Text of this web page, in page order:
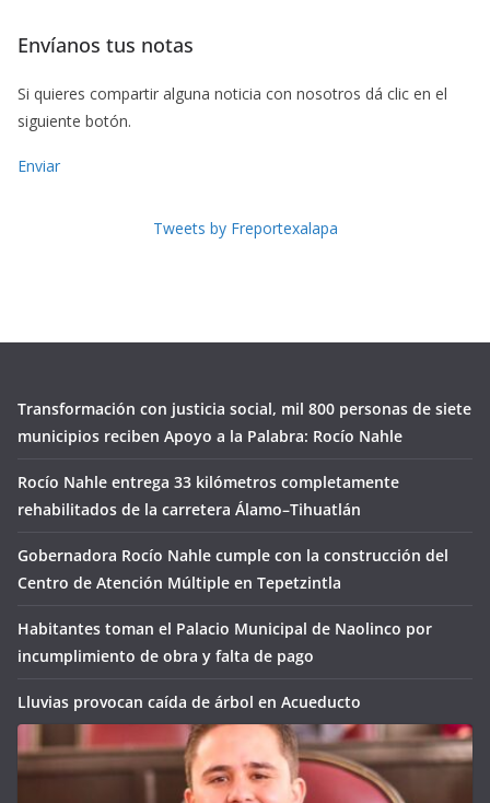
Envíanos tus notas
Si quieres compartir alguna noticia con nosotros dá clic en el
siguiente botón.
Enviar
Tweets by Freportexalapa
Transformación con justicia social, mil 800 personas de siete
municipios reciben Apoyo a la Palabra: Rocío Nahle
Rocío Nahle entrega 33 kilómetros completamente
rehabilitados de la carretera Álamo–Tihuatlán
Gobernadora Rocío Nahle cumple con la construcción del
Centro de Atención Múltiple en Tepetzintla
Habitantes toman el Palacio Municipal de Naolinco por
incumplimiento de obra y falta de pago
Lluvias provocan caída de árbol en Acueducto